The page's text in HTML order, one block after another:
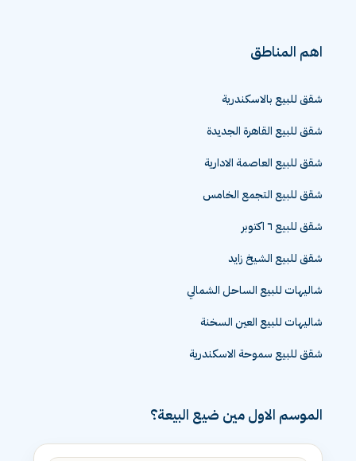
اهم المناطق
شقق للبيع بالاسكندرية
شقق للبيع القاهرة الجديدة
شقق للبيع العاصمة الادارية
شقق للبيع التجمع الخامس
شقق للبيع ٦ اكتوبر
شقق للبيع الشيخ زايد
شاليهات للبيع الساحل الشمالي
شاليهات للبيع العين السخنة
شقق للبيع سموحة الاسكندرية
الموسم الاول مين ضيع البيعة؟